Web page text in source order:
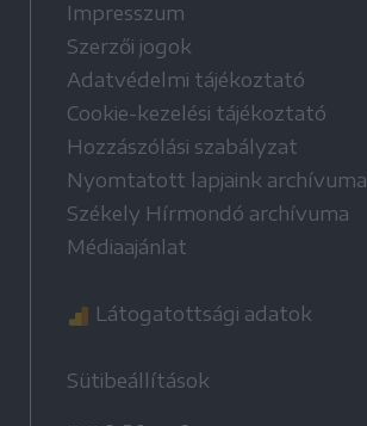
Impresszum
Szerzői jogok
Adatvédelmi tájékoztató
Cookie-kezelési tájékoztató
Hozzászólási szabályzat
Nyomtatott lapjaink archívuma
Székely Hírmondó archívuma
Médiaajánlat
Látogatottsági adatok
Sütibeállítások